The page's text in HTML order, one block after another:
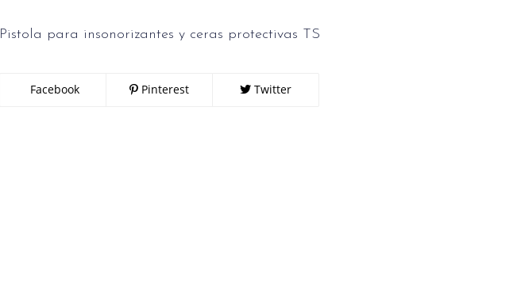
Pistola para insonorizantes y ceras protectivas TS
Facebook Pinterest Twitter